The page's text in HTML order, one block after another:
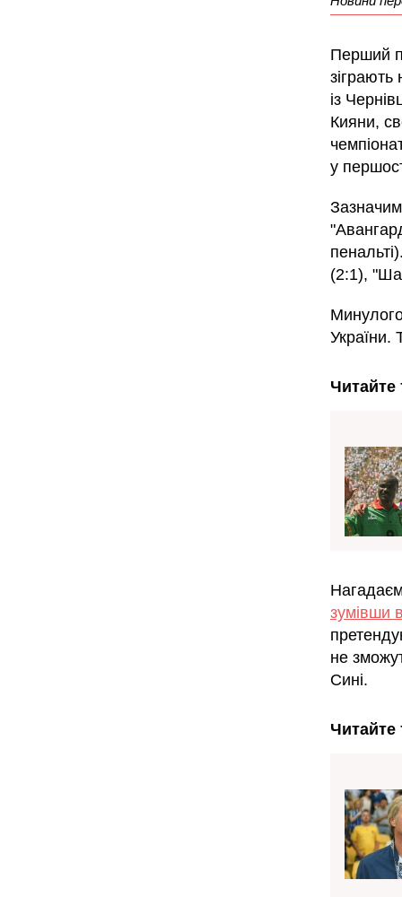
Перший
із
Кияни,
у
(2:1),
України.
Читайте
зумівши
не
Сині.
Читайте